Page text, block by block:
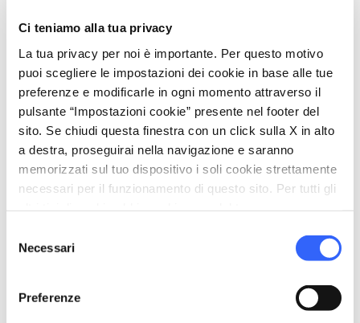
Ci teniamo alla tua privacy
La tua privacy per noi è importante. Per questo motivo
puoi scegliere le impostazioni dei cookie in base alle tue
preferenze e modificarle in ogni momento attraverso il
pulsante “Impostazioni cookie” presente nel footer del
sito. Se chiudi questa finestra con un click sulla X in alto
a destra, proseguirai nella navigazione e saranno
memorizzati sul tuo dispositivo i soli cookie strettamente
necessari per il funzionamento di questo sito. Per tutti gli
delNecessari
Preferenze
Firenze e la moda hanno una relazione stabile.
Nella città si svolge due volte all’anno Pitti
Immagine, una delle fiere del settore più
importanti a livello mondiale, e tante case di
moda sono nate o hanno la loro sede proprio a
Firenze: Gucci, Patrizie Pepe, Salvatore
Ferragamo, Roberto Cavalli e Emilio Pucci. Ma
oltre alla moda Firenze ha anche una
grande tradizione legata
all'enogastronomia e all'artigianato,
elementi della cultura e del gusto che spesso si
uniscono per dare forma a nuove esperienze.